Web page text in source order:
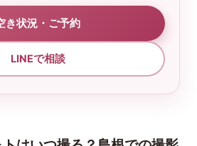
き状況・ご予約
LINEで相談